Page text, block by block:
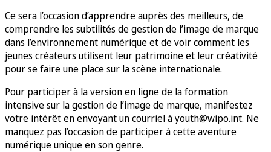
Ce sera l’occasion d’apprendre auprès des meilleurs, de
comprendre les subtilités de gestion de l’image de marque
dans l’environnement numérique et de voir comment les
jeunes créateurs utilisent leur patrimoine et leur créativité
pour se faire une place sur la scène internationale.
Pour participer à la version en ligne de la formation
intensive sur la gestion de l’image de marque, manifestez
votre intérêt en envoyant un courriel à youth@wipo.int. Ne
manquez pas l’occasion de participer à cette aventure
numérique unique en son genre.